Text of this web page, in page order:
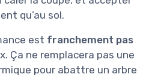
qu’au sol.
est franchement pas
Ça ne remplacera pas une
pour abattre un arbre